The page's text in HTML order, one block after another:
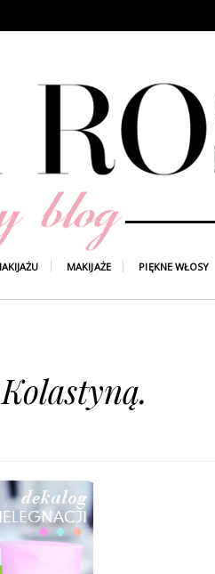
MAKIJAŻE PIĘKNE WŁOSY